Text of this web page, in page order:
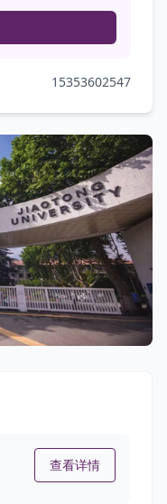
15353602547
查看详情